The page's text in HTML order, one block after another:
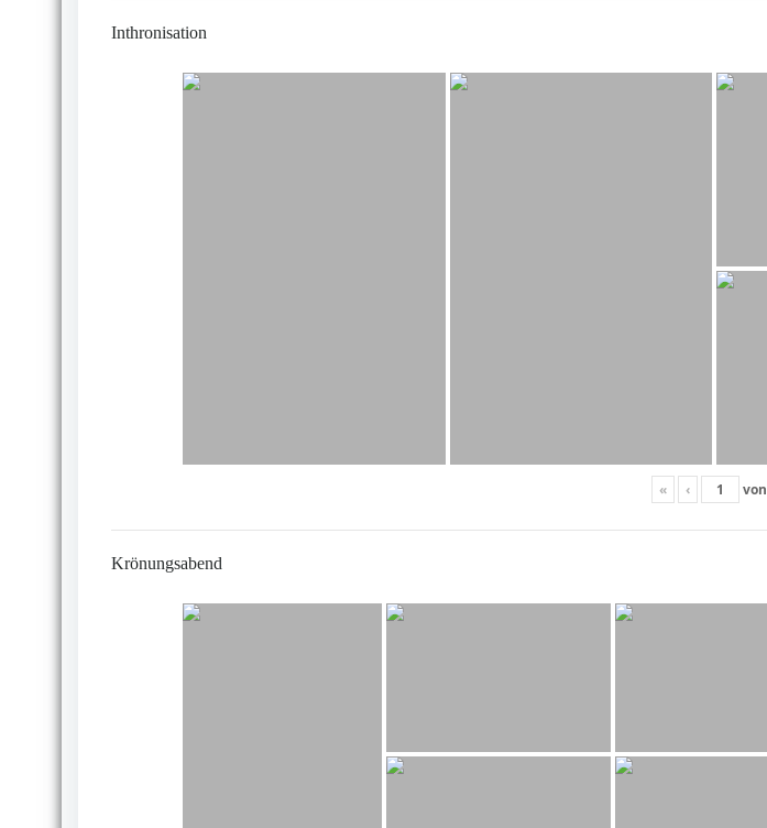
Inthronisation
« ‹ von
Krönungsabend